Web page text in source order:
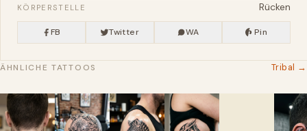
KÖRPERSTELLE Rücken
FB Twitter WA Pin
ÄHNLICHE TATTOOS Tribal →